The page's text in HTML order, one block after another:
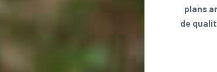
plans
de